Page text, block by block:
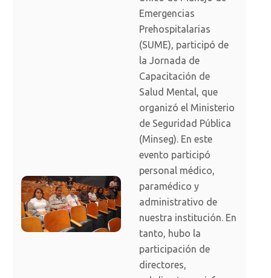
Emergencias
Prehospitalarias
(SUME), participó de
la Jornada de
Capacitación de
Salud Mental, que
organizó el Ministerio
de Seguridad Pública
(Minseg). En este
evento participó
personal médico,
paramédico y
administrativo de
nuestra institución. En
tanto, hubo la
participación de
directores,